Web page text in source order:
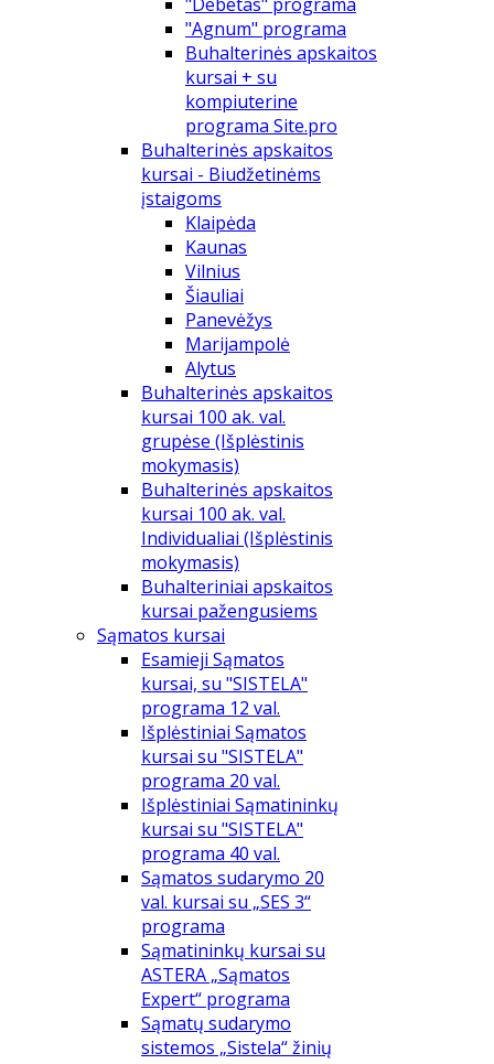
"Agnum" programa
Buhalterinės apskaitos
kursai + su
kompiuterine
programa Site.pro
Buhalterinės apskaitos
kursai - Biudžetinėms
įstaigoms
Klaipėda
Kaunas
Vilnius
Šiauliai
Panevėžys
Marijampolė
Alytus
Buhalterinės apskaitos
kursai 100 ak. val.
grupėse (Išplėstinis
mokymasis)
Buhalterinės apskaitos
kursai 100 ak. val.
Individualiai (Išplėstinis
mokymasis)
Buhalteriniai apskaitos
kursai pažengusiems
Sąmatos kursai
Esamieji Sąmatos
kursai, su "SISTELA"
programa 12 val.
Išplėstiniai Sąmatos
kursai su "SISTELA"
programa 20 val.
Išplėstiniai Sąmatininkų
kursai su "SISTELA"
programa 40 val.
Sąmatos sudarymo 20
val. kursai su „SES 3“
programa
Sąmatininkų kursai su
ASTERA „Sąmatos
Expert“ programa
Sąmatų sudarymo
sistemos „Sistela“ žinių